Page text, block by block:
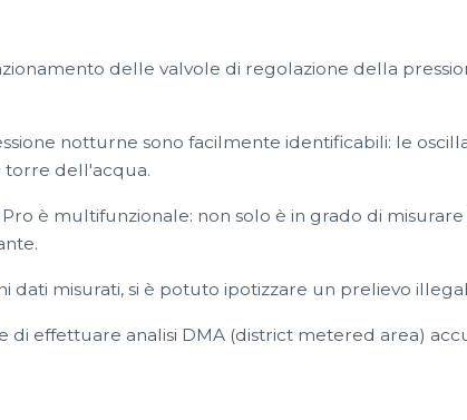
delle valvole di regolazione della
notturne sono facilmente identificabili: le
torre dell'acqua.
è multifunzionale: non solo è in grado di
dati misurati, si è potuto ipotizzare un prelievo
di effettuare analisi DMA (district metered area)